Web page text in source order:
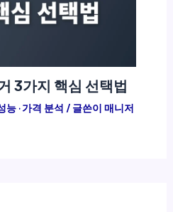
3가지 핵심 선택법
능 · 가격 분석 / 글쓴이 매니저